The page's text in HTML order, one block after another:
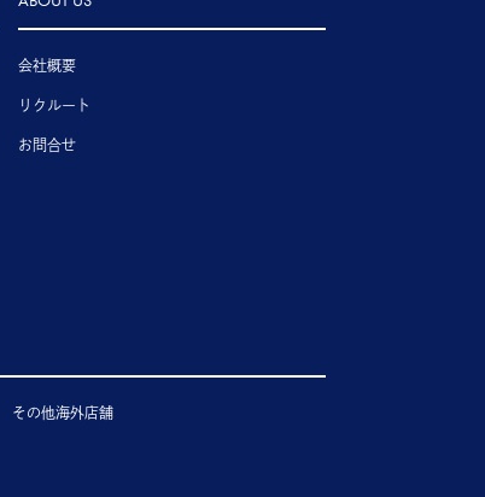
会社概要
リクルート
お問合せ
その他海外店舗